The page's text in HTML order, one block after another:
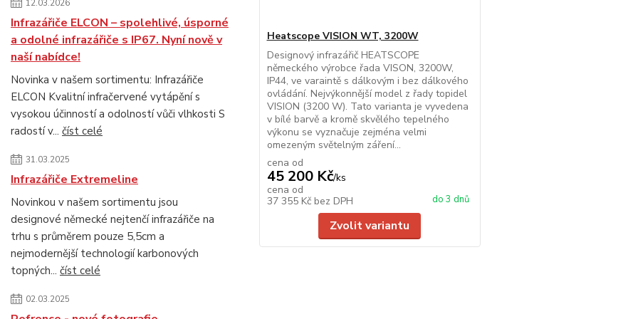
12.03.2026
Infrazářiče ELCON – spolehlivé, úsporné
a odolné infrazářiče s IP67. Nyní nově v
naší nabídce!
Novinka v našem sortimentu: Infrazářiče
ELCON Kvalitní infračervené vytápění s
vysokou účinností a odolností vůči vlhkosti S
radostí v... číst celé
31.03.2025
Infrazářiče Extremeline
Novinkou v našem sortimentu jsou
designové německé nejtenčí infrazářiče na
trhu s průměrem pouze 5,5cm a
nejmodernější technologií karbonových
topných... číst celé
02.03.2025
Heatscope VISION WT, 3200W
Designový infrazářič HEATSCOPE
německého výrobce řada VISON, 3200W,
IP44, ve varaintě s dálkovým i bez dálkového
ovládání. Nejvýkonnější model z řady topidel
VISION (3200 W). Tato varianta je vyvedena
v bílé barvě a kromě skvělého tepelného
výkonu se vyznačuje zejména velmi
omezeným světelným záření...
cena od
45 200 Kč/ks
cena od
37 355 Kč bez DPH do 3 dnů
Zvolit variantu